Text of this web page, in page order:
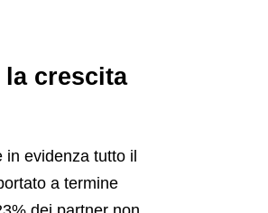
la crescita
evidenza tutto il
a termine